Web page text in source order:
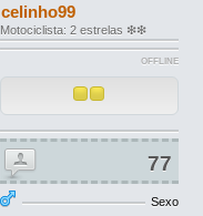
celinho99
Motociclista: 2 estrelas ❇❇
OFFLINE
77
Sexo